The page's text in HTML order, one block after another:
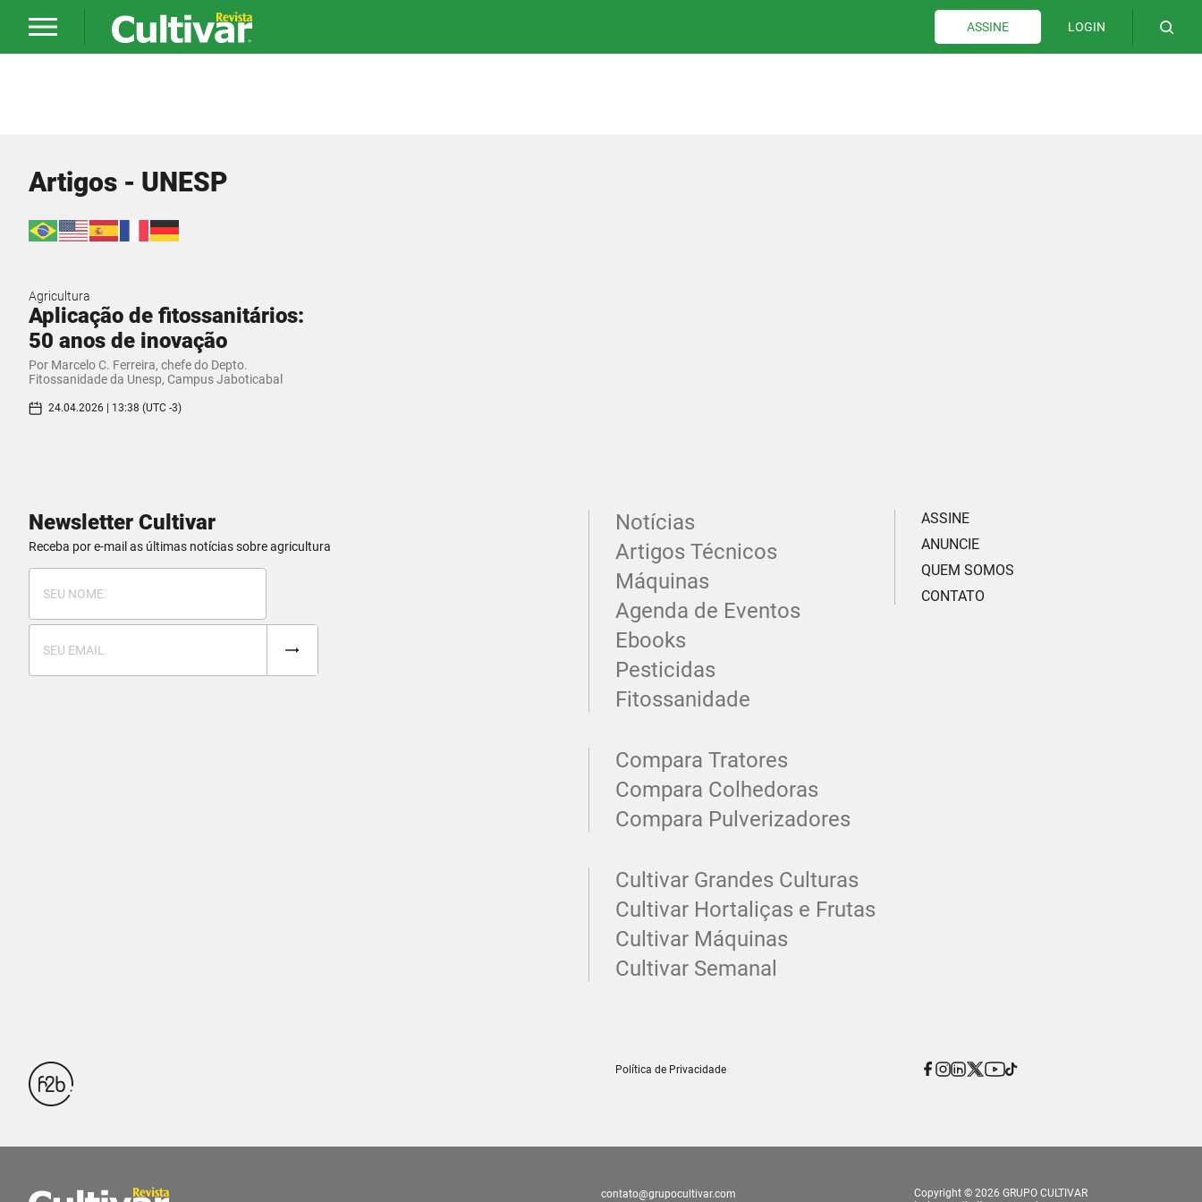
ASSINE LOGIN
Artigos - UNESP
Agricultura
Aplicação de fitossanitários:
50 anos de inovação
Por Marcelo C. Ferreira, chefe do Depto.
Fitossanidade da Unesp, Campus Jaboticabal
24.04.2026 | 13:38 (UTC -3)
Newsletter Cultivar
Receba por e-mail as últimas notícias sobre agricultura
Notícias
Artigos Técnicos
Máquinas
Agenda de Eventos
Ebooks
Pesticidas
Fitossanidade
Compara Tratores
Compara Colhedoras
Compara Pulverizadores
Cultivar Grandes Culturas
Cultivar Hortaliças e Frutas
Cultivar Máquinas
Cultivar Semanal
ASSINE
ANUNCIE
QUEM SOMOS
CONTATO
Política de Privacidade
contato@grupocultivar.com
Copyright © 2026 GRUPO CULTIVAR